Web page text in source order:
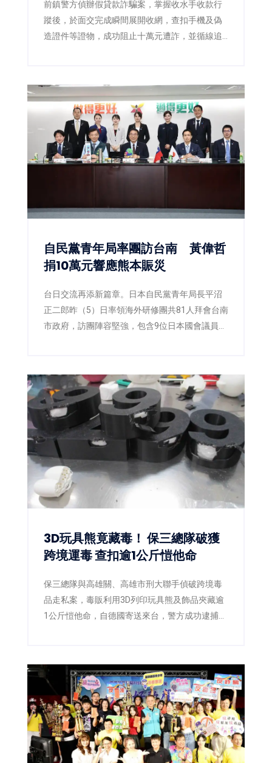
前鎮警方偵辦假貸款詐騙案，掌握收水手收款行
蹤後，於面交完成瞬間展開收網，查扣手機及偽
造證件等證物，成功阻止十萬元遭詐，並循線追
自民黨青年局率團訪台南 黃偉哲
捐10萬元響應熊本賑災
台日交流再添新篇章。日本自民黨青年局長平沼
正二郎昨（5）日率領海外研修團共81人拜會台南
市政府，訪團陣容堅強，包含9位日本國會議員，
恩恩熱情接待，雙方除就城市交流、青年互動及
未來合作交換意見外，也共同關注日前熊本強震
災情。黃偉哲更宣布以個人名義捐出新台幣10萬
元，響應台南市政府「0728日本熊本賑災專
案」，盼凝聚更多社會力量，協助災區儘速重
建。
3D玩具熊竟藏毒！ 保三總隊破獲
跨境運毒 查扣逾1公斤愷他命
保三總隊與高雄關、高雄市刑大聯手偵破跨境毒
品走私案，毒販利用3D列印玩具熊及飾品夾藏逾
1公斤愷他命，自德國寄送來台，警方成功逮捕2